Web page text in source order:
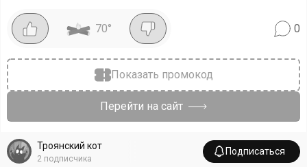
70° 0
Показать промокод
Перейти на сайт
Троянский кот
2 подписчика
Подписаться